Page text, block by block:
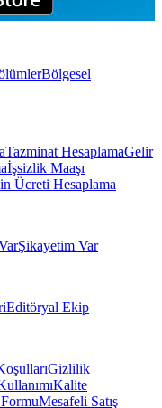
Bölgesel
Tazminat HesaplamaGelir
İşsizlik Maaşı
Ücreti Hesaplama
Şikayetim Var
Editöryal Ekip
Gizlilik
Kalite
Mesafeli Satış